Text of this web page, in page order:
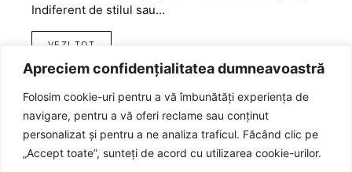
Apreciem confidențialitatea dumneavoastră
Folosim cookie-uri pentru a vă îmbunătăți experiența de
navigare, pentru a vă oferi reclame sau conținut
personalizat și pentru a ne analiza traficul. Făcând clic pe
„Accept toate”, sunteți de acord cu utilizarea cookie-urilor.
Indiferent de stilul sau…
VEZI TOT